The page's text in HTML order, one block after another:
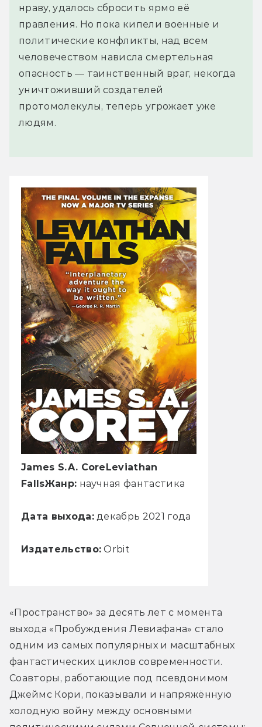
нраву, удалось сбросить ярмо её
правления. Но пока кипели военные и
политические конфликты, над всем
человечеством нависла смертельная
опасность — таинственный враг, некогда
уничтоживший создателей
протомолекулы, теперь угрожает уже
людям.
James S.A. CoreLeviathan
FallsЖанр: научная фантастика
Дата выхода:декабрь 2021 года
Издательство: Orbit
«Пространство» за десять лет с момента
выхода «Пробуждения Левиафана» стало
одним из самых популярных и масштабных
фантастических циклов современности.
Соавторы, работающие под псевдонимом
Джеймс Кори, показывали и напряжённую
холодную войну между основными